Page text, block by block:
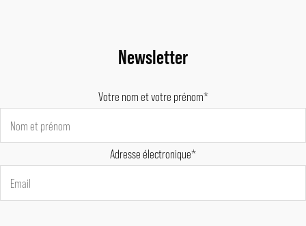
Newsletter
Votre nom et votre prénom*
Adresse électronique*